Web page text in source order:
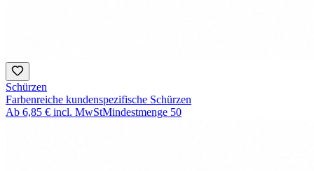
Schürzen
Farbenreiche kundenspezifische Schürzen
Ab 6,85 € incl. MwStMindestmenge 50